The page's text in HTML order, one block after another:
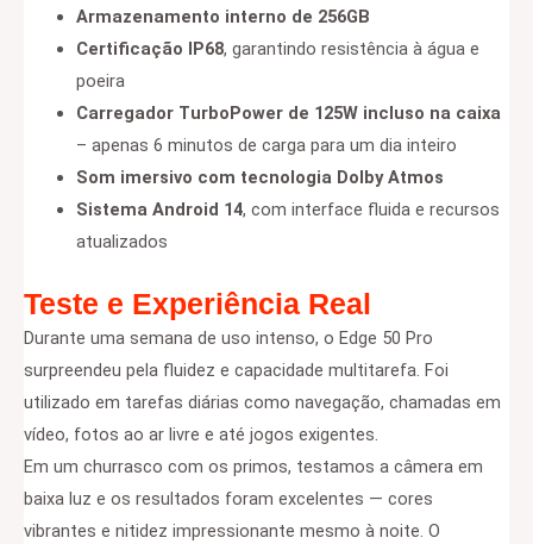
Armazenamento interno de 256GB
Certificação IP68, garantindo resistência à água e
poeira
Carregador TurboPower de 125W incluso na caixa
– apenas 6 minutos de carga para um dia inteiro
Som imersivo com tecnologia Dolby Atmos
Sistema Android 14, com interface fluida e recursos
atualizados
Teste e Experiência Real
Durante uma semana de uso intenso, o Edge 50 Pro
surpreendeu pela fluidez e capacidade multitarefa. Foi
utilizado em tarefas diárias como navegação, chamadas em
vídeo, fotos ao ar livre e até jogos exigentes.
Em um churrasco com os primos, testamos a câmera em
baixa luz e os resultados foram excelentes — cores
vibrantes e nitidez impressionante mesmo à noite. O